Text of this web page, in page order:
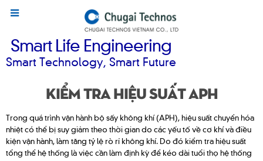
Smart Life Engineering
Smart Technology, Smart Future
KIỂM TRA HIỆU SUẤT APH
Trong quá trình vận hành bộ sấy không khí (APH), hiệu suất chuyển hóa
nhiệt có thể bị suy giảm theo thời gian do các yếu tố về cơ khí và điều
kiện vận hành, làm tăng tỷ lệ rò rỉ không khí. Do đó kiểm tra hiệu suất
tổng thể hệ thống là việc cần làm định kỳ để kéo dài tuổi thọ hệ thống